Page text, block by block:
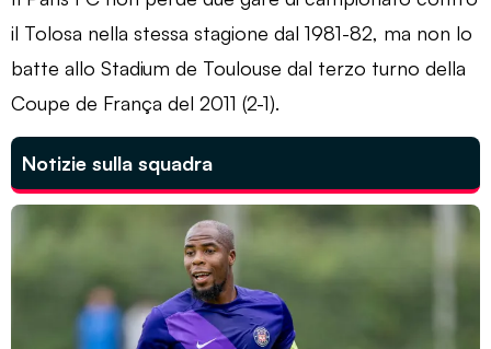
il Tolosa nella stessa stagione dal 1981-82, ma non lo
batte allo Stadium de Toulouse dal terzo turno della
Coupe de França del 2011 (2-1).
Notizie sulla squadra